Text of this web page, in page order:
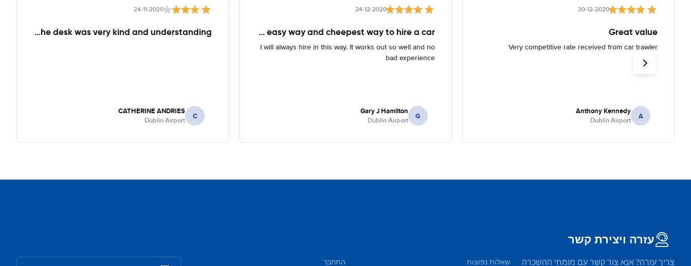
30-12-2020
Great value
Very competitive rate received from car trawler
A
Anthony Kennedy
Dublin Airport
24-12-2020
The easy way and cheepest way to hire a car
I will always hire in this way. It works out so well and no
bad experience
G
Gary J Hamilton
Dublin Airport
24-11-2020
the lady at the desk was very kind and understanding!
C
CATHERINE ANDRIES
Dublin Airport
עזרה ויצירת קשר
צריך עזרה? אנא צור קשר עם מומחי ההשכרה שאלות נפוצות התחבר